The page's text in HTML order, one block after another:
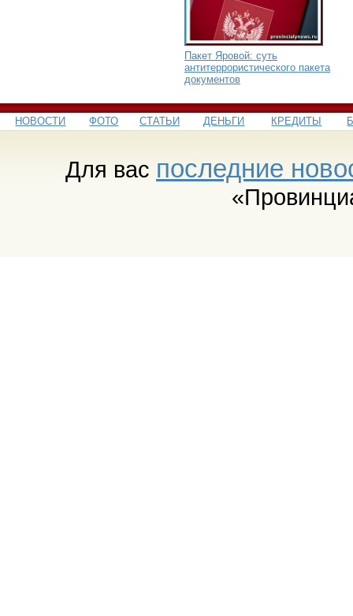
Пакет Яровой: суть
антитеррористического пакета
документов
НОВОСТИ ФОТО СТАТЬИ ДЕНЬГИ КРЕДИТЫ
Для вас последние